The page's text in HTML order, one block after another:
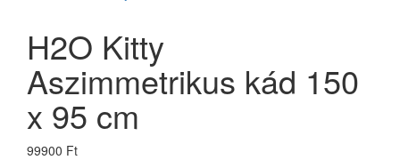
H2O Kitty
Aszimmetrikus kád 150
x 95 cm
99900 Ft